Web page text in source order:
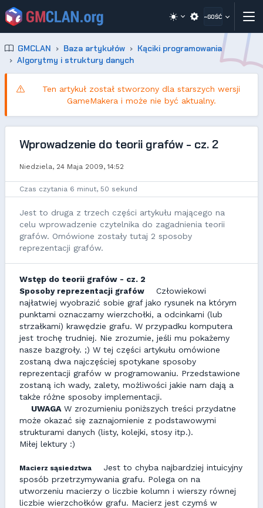
~GOŚĆ
GMCLAN Baza artykułów
Kąciki programowania
Algorytmy i struktury danych
Ten artykuł został stworzony dla starszych wersji
GameMakera i może nie być aktualny.
Wprowadzenie do teorii grafów - cz. 2
Niedziela, 24 Maja 2009, 14:52
Czas czytania 6 minut, 50 sekund
Jest to druga z trzech części artykułu mającego na
celu wprowadzenie czytelnika do zagadnienia teorii
grafów. Omówione zostały tutaj 2 sposoby
reprezentacji grafów.
Wstęp do teorii grafów - cz. 2
Sposoby reprezentacji grafów Człowiekowi
najłatwiej wyobrazić sobie graf jako rysunek na którym
punktami oznaczamy wierzchołki, a odcinkami (lub
strzałkami) krawędzie grafu. W przypadku komputera
jest trochę trudniej. Nie zrozumie, jeśli mu pokażemy
nasze bazgroły. ;) W tej części artykułu omówione
zostaną dwa najczęściej spotykane sposoby
reprezentacji grafów w programowaniu. Przedstawione
zostaną ich wady, zalety, możliwości jakie nam dają a
także różne sposoby implementacji.
UWAGA W zrozumieniu poniższych treści przydatne
może okazać się zaznajomienie z podstawowymi
strukturami danych (listy, kolejki, stosy itp.).
Miłej lektury :)
Macierz sąsiedztwa Jest to chyba najbardziej intuicyjny
sposób przetrzymywania grafu. Polega on na
utworzeniu macierzy o liczbie kolumn i wierszy równej
liczbie wierzchołków grafu. Macierz jest czymś w